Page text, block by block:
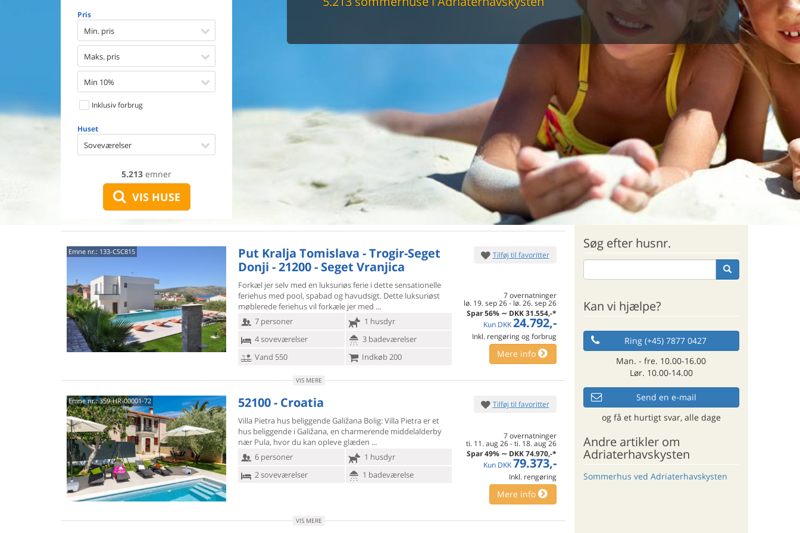
Pris
Min. pris
Maks. pris
Min 10%
Inklusiv forbrug
Huset
Soveværelser
5.213 emner
VIS HUSE
Aircondition
Ladestander til elbil
Emne nr.: 133-CSC815
Put Kralja Tomislava - Trogir-Seget
Donji - 21200 - Seget Vranjica
Forkæl jer selv med en luksuriøs ferie i dette sensationelle
feriehus med pool, spabad og havudsigt. Dette luksuriøst
møblerede feriehus vil forkæle jer med
7 personer
1 husdyr
4 soveværelser
3 badeværelser
Vand 550
Indkøb 200
Tilføj til favoritter
7 overnatninger
lø. 19. sep 26- lø. 26. sep 26
Spar 56% ∼ DKK 31.554,-*
Kun DKK 24.792,-
Inkl. rengøring og forbrug
Mere info
VIS MERE
Emne nr.:359-HR-00001-72 52100 - Croatia
Villa Pietra hus beliggende Galižana Bolig: Villa Pietra er et
hus beliggende i Galižana, en charmerende middelalderby
nær Pula, hvor du kan opleve glæden
6 personer
1 husdyr
2 soveværelser
1 badeværelse
Tilføj til favoritter
7 overnatninger
ti. 11. aug 26-ti. 18. aug 26
Spar 49% ∼ DKK 74.970,-*
Kun DKK 79.373,-
Inkl. rengøring
Mere info
VIS MERE
Søg efter husnr.
Kan vi hjælpe?
Ring (+45) 7877 0427
Man. - fre. 10.00-16.00
Lør. 10.00-14.00
Send en e-mail
og få et hurtigt svar, alle dage
Andre artikler om
Adriaterhavskysten
Sommerhus ved Adriaterhavskysten